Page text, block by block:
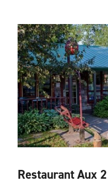
Restaurant Aux